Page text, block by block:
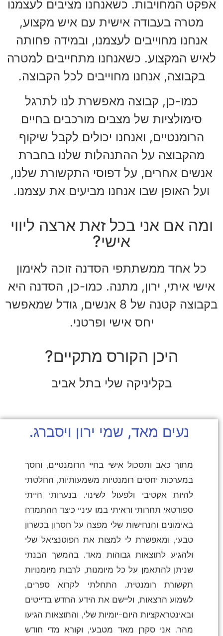
אפקט המחויבות. כשאנחנו מציבים לעצמנו
מטרה בעבודה אישית עם איש מקצוע,
אנחנו מחוייבים לעצמנו, ובמידה פחותה
לאיש המקצוע. כשאנחנו מתחייבים למטרה
בקבוצה, אנחנו מחוייבים לכל הקבוצה.
כמו-כן, קבוצה מאפשרת לנו לתרגל
סימולציות של מצבים מורכבים בחיים
הרומנטיים, ואנחנו יכולים לקבל שיקוף
מהקבוצה על ההתנהלות שלנו בחברת
אנשים אחרים, על דפוסי התקשורת שלנו,
ועל האופן שבו אנחנו מביעים את עצמנו.
ומה אם אני בכל זאת ארצה ליווי
אישי?
כל אחד ממשתתפי הסדנה זוכה לאימון
אישי איתי, ירון, מתנה. כמו-כן, הסדנה היא
בקבוצה קטנה של 8 אנשים, גודל שמאפשר
יחס אישי ופרטני.
היכן הקורס מתקיים?
בקליניקה שלי בתל אביב
נעים מאד, שמי ירון ויסברג.
מתוך כאב ותסכול אישי בחיי הרומנטיים, וחסך
במערכות יחסים רומנטיות משמעותיות, החלטתי
להיות אקטיבי ולפעול לשינוי. בנערותי הייתי
ספורטאי תחרותי וראיתי במו עיניי כיצד ההתמדה
באימונים והנחישות שלי מפצה על חסרון בכשרון
טבעי, ומאפשרת לי למצות את הפוטנציאל שלי
ולהגיע לתוצאות גבוהות מאד. בהמשך הבנתי
שניתן להתאמן על כל מיומנות, לרבות מיומנויות
תקשורת רומנטית. התחלתי לקרוא ספרים,
לשמוע הרצאות, וליישם את הידע החדש בדייטים
ובאינטראקציות היום-יומיות שלי, והתוצאות הגיעו
מהר. אני סקרן מאד מטבעי, וקורא מדי חודש